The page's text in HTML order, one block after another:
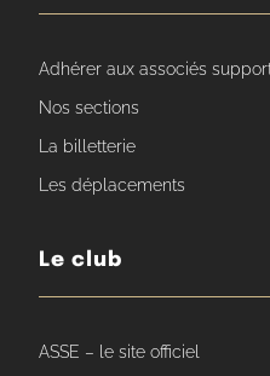
Adhérer aux associés
Nos sections
La billetterie
Les déplacements
Le club
ASSE – le site officiel